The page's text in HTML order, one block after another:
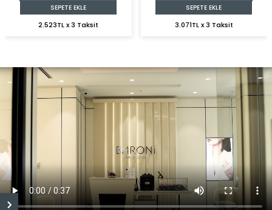
SEPETE EKLE
2.523TL x 3 Taksit
SEPETE EKLE
3.071TL x 3 Taksit